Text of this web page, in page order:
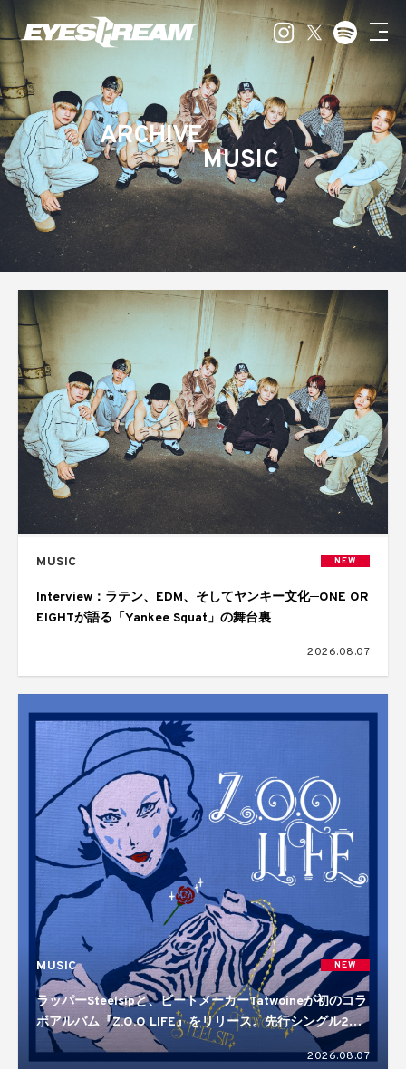
ARCHIVE
MUSIC
MUSIC NEW
Interview：ラテン、EDM、そしてヤンキー文化─ONE OR
EIGHTが語る「Yankee Squat」の舞台裏
2026.08.07
MUSIC NEW
ラッパーSteelsipと、ビートメーカーTatwoineが初のコラ
ボアルバム『Z.O.O LIFE』をリリース。先行シングル2曲
を含む10曲入り
2026.08.07